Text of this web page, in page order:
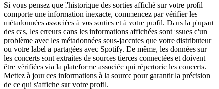
Si vous pensez que l'historique des sorties affiché sur votre profil
comporte une information inexacte, commencez par vérifier les
métadonnées associées à vos sorties et à votre profil. Dans la plupart
des cas, les erreurs dans les informations affichées sont issues d'un
problème avec les métadonnées sous-jacentes que votre distributeur
ou votre label a partagées avec Spotify. De même, les données sur
les concerts sont extraites de sources tierces connectées et doivent
être vérifiées via la plateforme associée qui répertorie les concerts.
Mettez à jour ces informations à la source pour garantir la précision
de ce qui s'affiche sur votre profil.